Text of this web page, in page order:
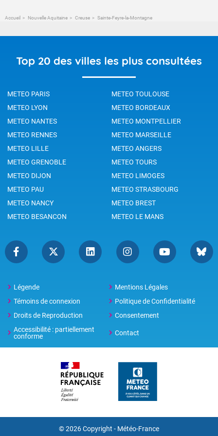
Accueil Nouvelle Aquitaine Creuse Sainte-Feyre-la-Montagne
Top 20 des villes les plus consultées
METEO PARIS
METEO TOULOUSE
METEO LYON
METEO BORDEAUX
METEO NANTES
METEO MONTPELLIER
METEO RENNES
METEO MARSEILLE
METEO LILLE
METEO ANGERS
METEO GRENOBLE
METEO TOURS
METEO DIJON
METEO LIMOGES
METEO PAU
METEO STRASBOURG
METEO NANCY
METEO BREST
METEO BESANCON
METEO LE MANS
Légende
Mentions Légales
Témoins de connexion
Politique de Confidentialité
Droits de Reproduction
Consentement
Accessibilité : partiellement
conforme
Contact
© 2026 Copyright - Météo-France